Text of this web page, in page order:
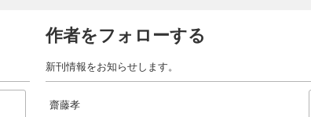
作者をフォローする
新刊情報をお知らせします。
齋藤孝